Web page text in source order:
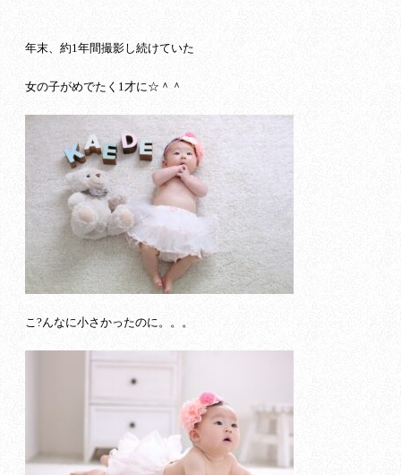
年末、約1年間撮影し続けていた
女の子がめでたく1才に☆＾＾
こ?んなに小さかったのに。。。